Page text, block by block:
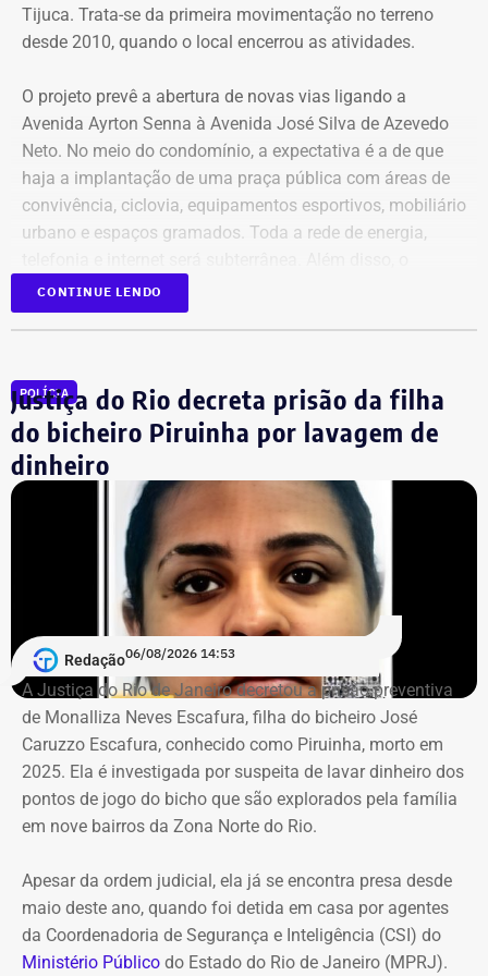
Declarações de Fernando Jordão em 2026 — Foto:
Reprodução/Divulgacand
Declarações de Fernando Jordão em 2020 — Foto:
Reprodução/Divulgacand
Tijuca. Trata-se da primeira movimentação no terreno
desde 2010, quando o local encerrou as atividades.
O projeto prevê a abertura de novas vias ligando a
Avenida Ayrton Senna à Avenida José Silva de Azevedo
Neto. No meio do condomínio, a expectativa é a de que
haja a implantação de uma praça pública com áreas de
convivência, ciclovia, equipamentos esportivos, mobiliário
urbano e espaços gramados. Toda a rede de energia,
condomínio deve ter 43 bancos, 33 lixeiras e oito
bicicletários, com capacidade para mais de 200
A intervenção também prevê 1,4 km de ciclovias, além de
infraestrutura subterrânea para redes de energia,
telecomunicações e esgoto. A proposta é que a área seja
mantida por uma associação responsável pela
conservação e manutenção dos espaços.
O projeto imobiliário, de responsabilidade da RJZ Cyrela,
é inspirador em um modelo parecido ao que já acontece
na Península, no Rio2 e no Centro Metropolitano. A
proposta foi aprovada pela Prefeitura do Rio no fim do
ano passado e prevê um investimento de quase R$ 35
milhões.
*Com informações do Diário do Rio.
CONTINUE LENDO
POLÍCIA
Justiça do Rio decreta prisão da filha
do bicheiro Piruinha por lavagem de
dinheiro
Redação06/08/2026 14:53
A Justiça do Rio de Janeiro decretou a prisão preventiva
de Monalliza Neves Escafura, filha do bicheiro José
Caruzzo Escafura, conhecido como Piruinha, morto em
2025. Ela é investigada por suspeita de lavar dinheiro dos
pontos de jogo do bicho que são explorados pela família
em nove bairros da Zona Norte do Rio.
Apesar da ordem judicial, ela já se encontra presa desde
maio deste ano, quando foi detida em casa por agentes
da Coordenadoria de Segurança e Inteligência (CSI) do
Ministério Público do Estado do Rio de Janeiro (MPRJ).